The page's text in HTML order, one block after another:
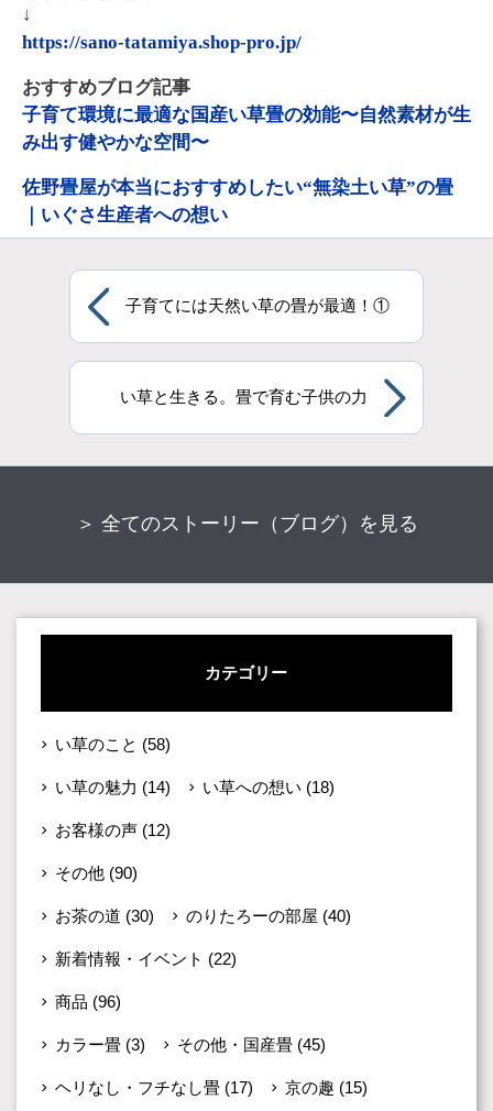
↓
https://sano-tatamiya.shop-pro.jp/
おすすめブログ記事
子育て環境に最適な国産い草畳の効能〜自然素材が生
み出す健やかな空間〜
佐野畳屋が本当におすすめしたい“無染土い草”の畳
｜いぐさ生産者への想い
子育てには天然い草の畳が最適！①
い草と生きる。畳で育む子供の力
＞ 全てのストーリー（ブログ）を見る
カテゴリー
い草のこと (58)
い草の魅力 (14) い草への想い (18)
お客様の声 (12)
その他 (90)
お茶の道 (30) のりたろーの部屋 (40)
新着情報・イベント (22)
商品 (96)
カラー畳 (3) その他・国産畳 (45)
ヘリなし・フチなし畳 (17) 京の趣 (15)